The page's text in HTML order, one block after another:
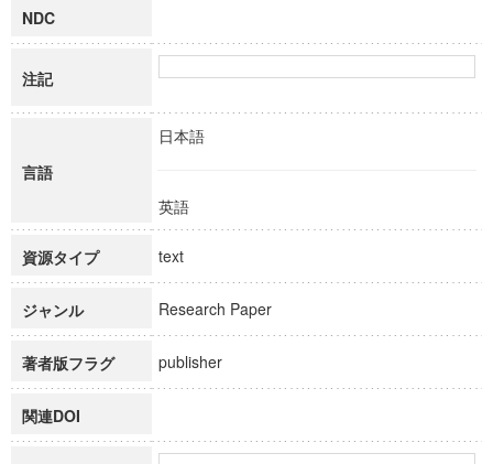
NDC
注記
言語
日本語
英語
資源タイプ text
ジャンル Research Paper
著者版フラグ publisher
関連DOI